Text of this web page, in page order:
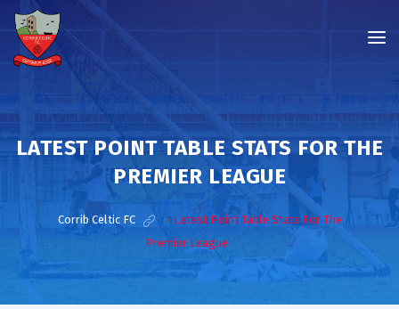
LATEST POINT TABLE STATS FOR THE
PREMIER LEAGUE
Corrib Celtic FC > Latest Point Table Stats For The
Premier League